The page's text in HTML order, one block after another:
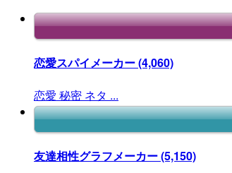
恋愛スパイメーカー(4,060)
恋愛 秘密 ネタ ...
友達相性グラフメーカー(5,150)